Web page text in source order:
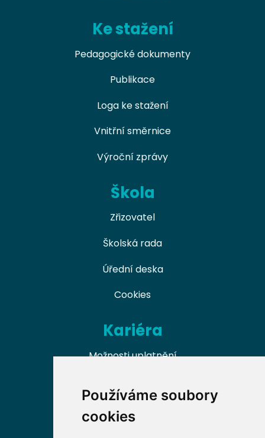
Používáme soubory
cookies
Ke stažení
Pedagogické dokumenty
Publikace
Loga ke stažení
Vnitřní směrnice
Výroční zprávy
Škola
Zřizovatel
Školská rada
Úřední deska
Cookies
Kariéra
Možnosti uplatnění
Nabídky práce v oboru